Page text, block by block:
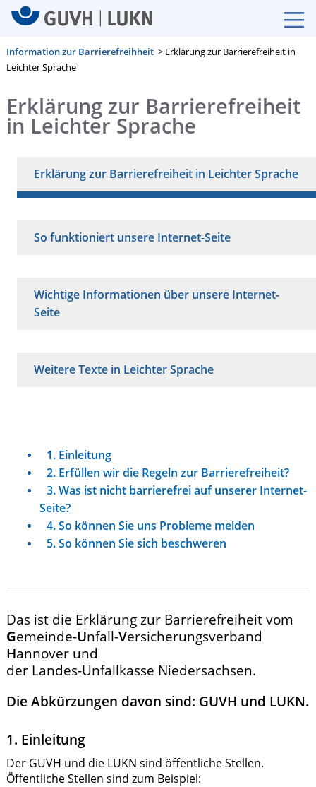
Information zur Barrierefreihheit > Erklärung zur Barrierefreiheit in
Leichter Sprache
Erklärung zur Barrierefreiheit
in Leichter Sprache
Erklärung zur Barrierefreiheit in Leichter Sprache
So funktioniert unsere Internet-Seite
Wichtige Informationen über unsere Internet-
Seite
Weitere Texte in Leichter Sprache
1. Einleitung
2. Erfüllen wir die Regeln zur Barrierefreiheit?
3. Was ist nicht barrierefrei auf unserer Internet-
Seite?
4. So können Sie uns Probleme melden
5. So können Sie sich beschweren
Das ist die Erklärung zur Barrierefreiheit vom
Gemeinde-Unfall-Versicherungsverband
Hannover und
der Landes-Unfallkasse Niedersachsen.
Die Abkürzungen davon sind: GUVH und LUKN.
1. Einleitung
Der GUVH und die LUKN sind öffentliche Stellen.
Öffentliche Stellen sind zum Beispiel: